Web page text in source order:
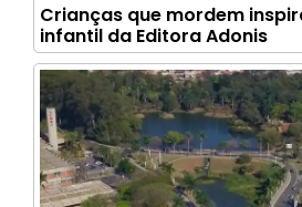
Crianças que mordem
infantil da Editora Adonis